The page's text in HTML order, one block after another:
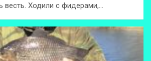
весть. Ходили с фидерами,…